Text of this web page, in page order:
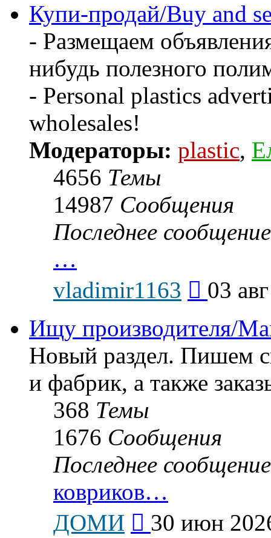
Купи-продай/Buy and
- Размещаем
нибудь полезного
- Personal plastics
wholesales!
Модераторы: plastic,
4656 Темы
14987 Сообщения
Последнее сообщение
…
vladimir1163
последнему
03
Ищу производителя/
Новый раздел. Пишем
и фабрик, а также
368 Темы
1676 Сообщения
Последнее сообщение
ковриков…
ДОМИ
последнему
30 июн